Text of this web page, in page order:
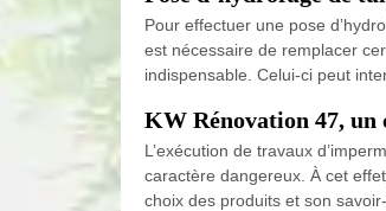
Pour effectuer une pose
est nécessaire de remplacer
indispensable. Celui-ci peut
KW Rénovation 47,
L’exécution de travaux
caractère dangereux. À cet
choix des produits et son